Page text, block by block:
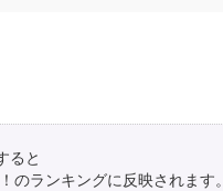
ると
のランキングに反映されます。